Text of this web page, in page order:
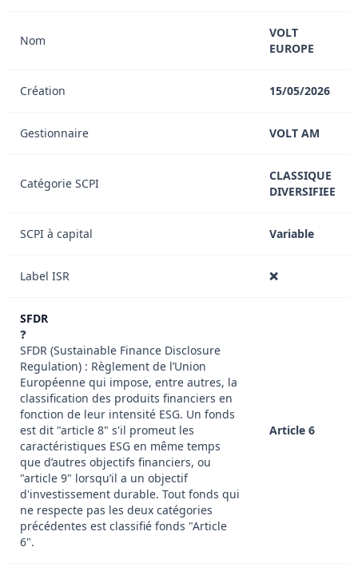
Nom
VOLT
EUROPE
Création 15/05/2026
Gestionnaire VOLT AM
Catégorie SCPI
CLASSIQUE
DIVERSIFIEE
SCPI à capital Variable
Label ISR ❌
SFDR
❓
SFDR (Sustainable Finance Disclosure
Regulation) : Règlement de l’Union
Européenne qui impose, entre autres, la
classification des produits financiers en
fonction de leur intensité ESG. Un fonds
est dit "article 8" s'il promeut les
caractéristiques ESG en même temps
que d’autres objectifs financiers, ou
"article 9" lorsqu’il a un objectif
d'investissement durable. Tout fonds qui
ne respecte pas les deux catégories
précédentes est classifié fonds "Article
6".
Article 6